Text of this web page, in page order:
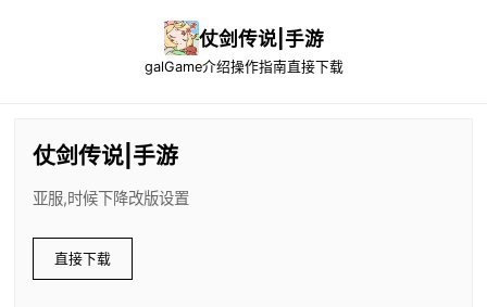
仗剑传说|手游
galGame介绍操作指南直接下载
仗剑传说|手游
亚服,时候下降改版设置
直接下载